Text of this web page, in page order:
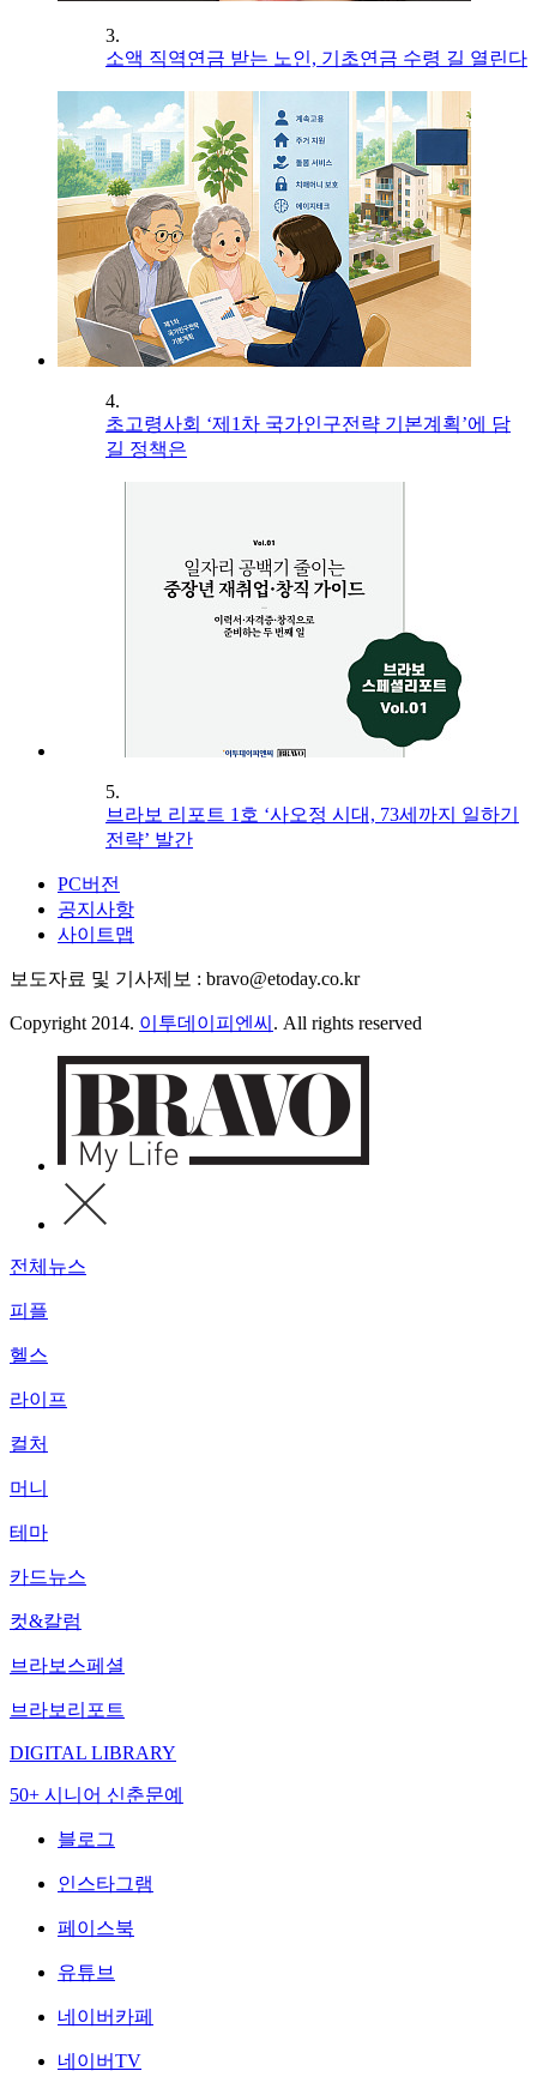
3.
소액 직역연금 받는 노인, 기초연금 수령 길 열린다
4.
초고령사회 ‘제1차 국가인구전략 기본계획’에 담
길 정책은
5.
브라보 리포트 1호 ‘사오정 시대, 73세까지 일하기
전략’ 발간
PC버전
공지사항
사이트맵
보도자료 및 기사제보 : bravo@etoday.co.kr
Copyright 2014. 이투데이피엔씨 . All rights reserved
전체뉴스
피플
헬스
라이프
컬처
머니
테마
카드뉴스
컷&칼럼
브라보스페셜
브라보리포트
DIGITAL LIBRARY
50+ 시니어 신춘문예
블로그
인스타그램
페이스북
유튜브
네이버카페
네이버TV